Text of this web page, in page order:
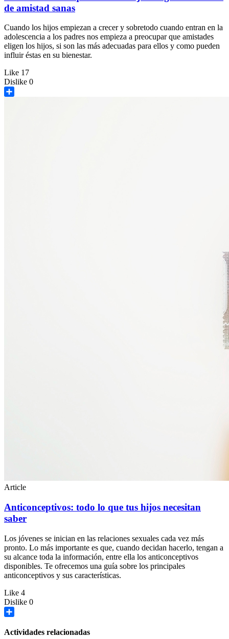
de amistad sanas
Cuando los hijos empiezan a crecer y sobretodo cuando entran en la
adolescencia a los padres nos empieza a preocupar que amistades
eligen los hijos, si son las más adecuadas para ellos y como pueden
influir éstas en su bienestar.
Like 17
Dislike 0
Article
Anticonceptivos: todo lo que tus hijos necesitan
saber
Los jóvenes se inician en las relaciones sexuales cada vez más
pronto. Lo más importante es que, cuando decidan hacerlo, tengan a
su alcance toda la información, entre ella los anticonceptivos
disponibles. Te ofrecemos una guía sobre los principales
anticonceptivos y sus características.
Like 4
Dislike 0
Actividades relacionadas